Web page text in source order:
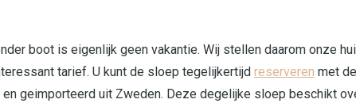
boot is eigenlijk geen vakantie. Wij stellen daarom onze
tarief. U kunt de sloep tegelijkertijd reserveren met
geimporteerd uit Zweden. Deze degelijke sloep beschikt